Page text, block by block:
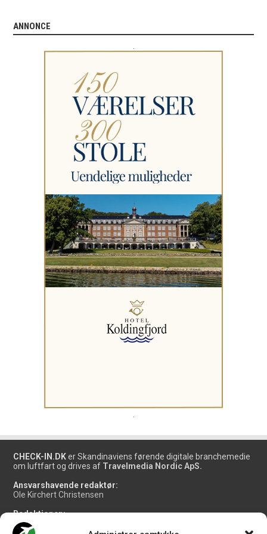
ANNONCE
CHECK-IN.DK er Skandinaviens førende digitale branchemedie
om luftfart og drives af Travelmedia Nordic ApS.
Ansvarshavende redaktør:
Ole Kirchert Christensen
Redaktionen:
Christian Granhøj Skouboe